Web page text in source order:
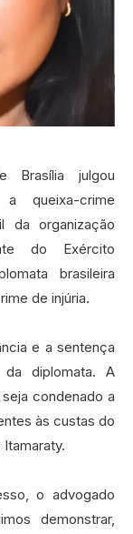
Brasília julgou
queixa-crime
da organização
do Exército
brasileira
de injúria.
e a sentença
diplomata. A
condenado a
às custas do
o advogado
demonstrar,